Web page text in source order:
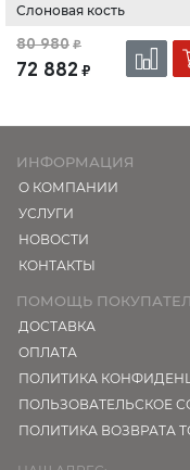
Слоновая кость
80 980 ₽
72 882 ₽
ИНФОРМАЦИЯ
О КОМПАНИИ
УСЛУГИ
НОВОСТИ
КОНТАКТЫ
ПОМОЩЬ
ДОСТАВКА
ОПЛАТА
ПОЛИТИКА
ПОЛЬЗОВАТЕЛЬСКОЕ
ПОЛИТИКА ВОЗВРАТА